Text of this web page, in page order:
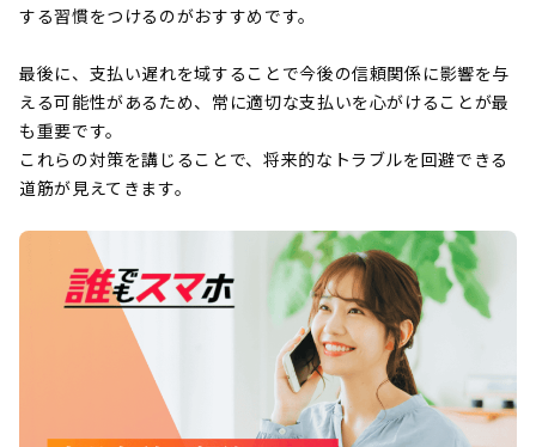
する習慣をつけるのがおすすめです。
最後に、支払い遅れを域することで今後の信頼関係に影響を与
える可能性があるため、常に適切な支払いを心がけることが最
も重要です。
これらの対策を講じることで、将来的なトラブルを回避できる
道筋が見えてきます。